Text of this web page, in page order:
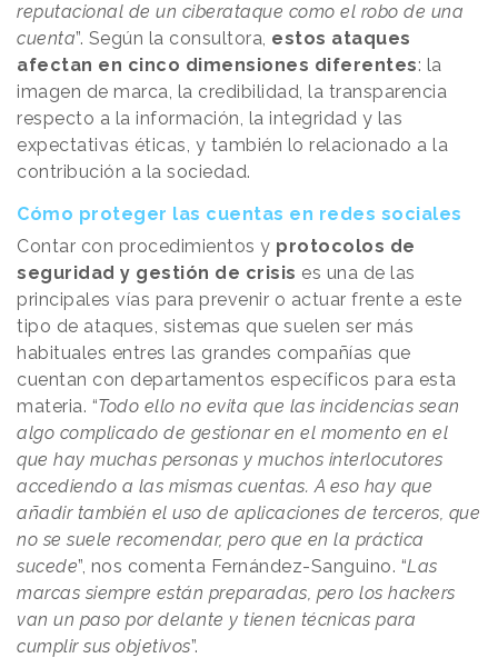
reputacional de un ciberataque como el robo de una
cuenta”. Según la consultora, estos ataques
afectan en cinco dimensiones diferentes: la
imagen de marca, la credibilidad, la transparencia
respecto a la información, la integridad y las
expectativas éticas, y también lo relacionado a la
contribución a la sociedad.
Cómo proteger las cuentas en redes sociales
Contar con procedimientos y protocolos de
seguridad y gestión de crisis es una de las
principales vías para prevenir o actuar frente a este
tipo de ataques, sistemas que suelen ser más
habituales entres las grandes compañías que
cuentan con departamentos específicos para esta
materia. “Todo ello no evita que las incidencias sean
algo complicado de gestionar en el momento en el
que hay muchas personas y muchos interlocutores
accediendo a las mismas cuentas. A eso hay que
añadir también el uso de aplicaciones de terceros, que
no se suele recomendar, pero que en la práctica
sucede”, nos comenta Fernández-Sanguino. “Las
marcas siempre están preparadas, pero los hackers
van un paso por delante y tienen técnicas para
cumplir sus objetivos”.